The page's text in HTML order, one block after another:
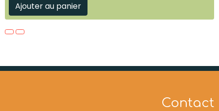
Ajouter au panier
Contact